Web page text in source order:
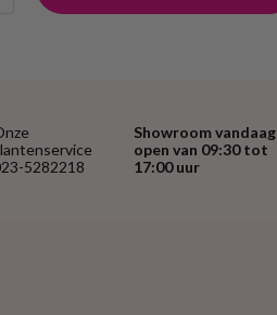
5282218
Showroom vandaag
open van 09:30 tot
17:00 uur